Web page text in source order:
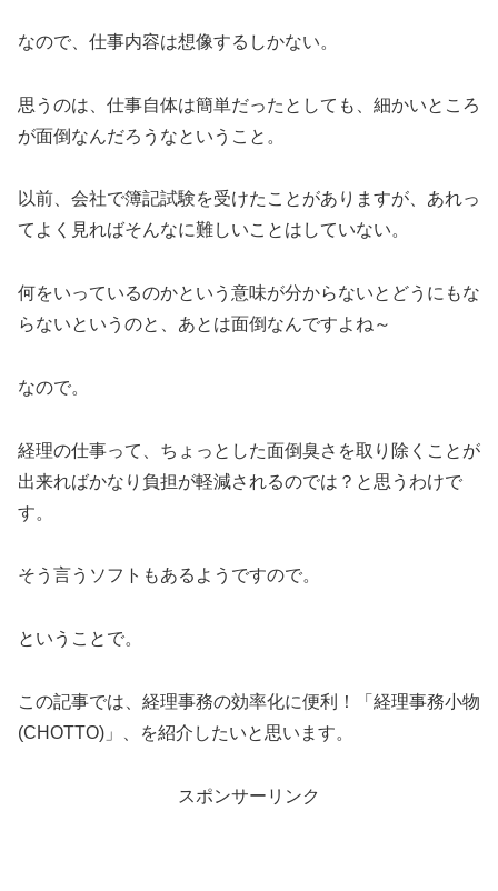
なので、仕事内容は想像するしかない。
思うのは、仕事自体は簡単だったとしても、細かいところ
が面倒なんだろうなということ。
以前、会社で簿記試験を受けたことがありますが、あれっ
てよく見ればそんなに難しいことはしていない。
何をいっているのかという意味が分からないとどうにもな
らないというのと、あとは面倒なんですよね～
なので。
経理の仕事って、ちょっとした面倒臭さを取り除くことが
出来ればかなり負担が軽減されるのでは？と思うわけで
す。
そう言うソフトもあるようですので。
ということで。
この記事では、経理事務の効率化に便利！「経理事務小物
(CHOTTO)」、を紹介したいと思います。
スポンサーリンク